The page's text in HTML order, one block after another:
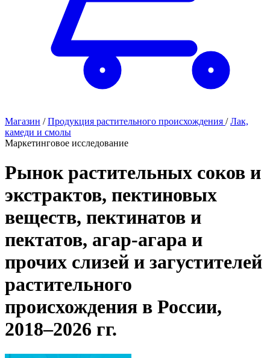
Магазин / Продукция растительного происхождения / Лак,
камеди и смолы
Маркетинговое исследование
Рынок растительных соков и
экстрактов, пектиновых
веществ, пектинатов и
пектатов, агар-агара и
прочих слизей и загустителей
растительного
происхождения в России,
2018–2026 гг.